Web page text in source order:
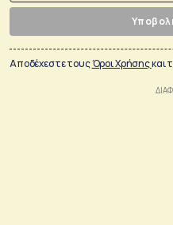
Αποδέχεστε τουςΌροι Χρήσηςκαι